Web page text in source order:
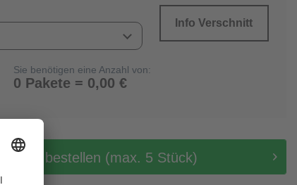
Info Verschnitt
Sie benötigen eine Anzahl von:
0 Pakete = 0,00 €
Muster bestellen (max. 5 Stück)